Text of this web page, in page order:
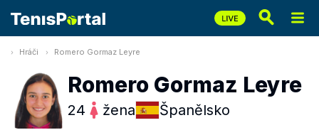
Hráči Romero Gormaz Leyre
Romero Gormaz Leyre
24 žena Španělsko